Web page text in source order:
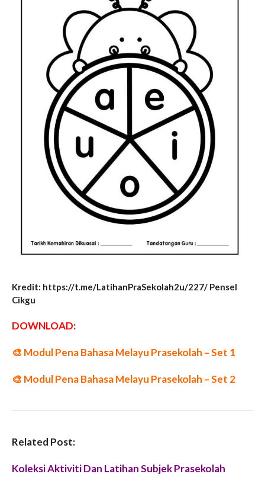
Kredit: https://t.me/LatihanPraSekolah2u/227/ Pensel
Cikgu
DOWNLOAD:
🎨 Modul Pena Bahasa Melayu Prasekolah – Set 1
🎨 Modul Pena Bahasa Melayu Prasekolah – Set 2
Related Post:
Koleksi Aktiviti Dan Latihan Subjek Prasekolah